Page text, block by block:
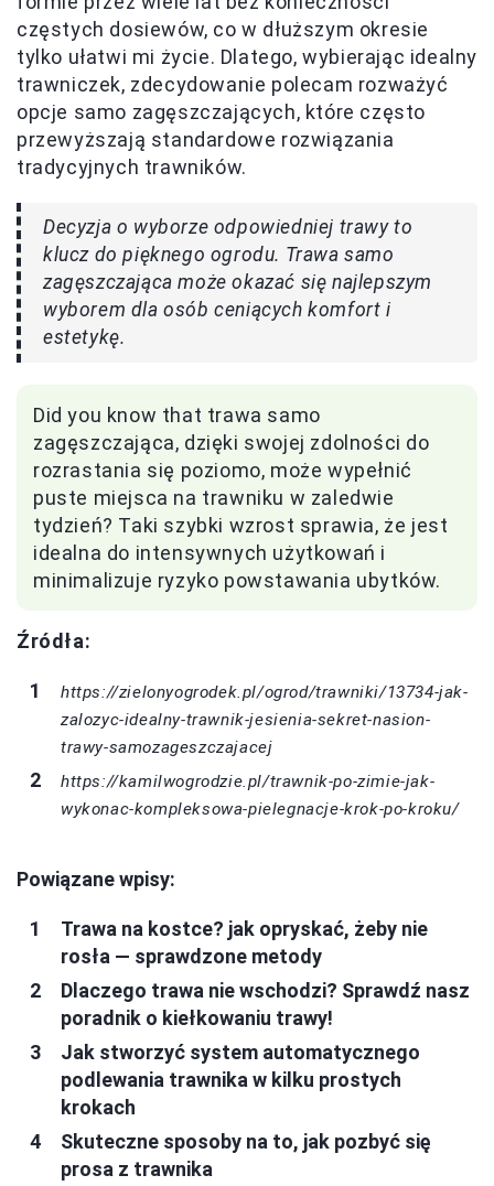
częstych dosiewów, co w dłuższym okresie
tylko ułatwi mi życie. Dlatego, wybierając idealny
trawniczek, zdecydowanie polecam rozważyć
opcje samo zagęszczających, które często
przewyższają standardowe rozwiązania
tradycyjnych trawników.
Decyzja o wyborze odpowiedniej trawy to
klucz do pięknego ogrodu. Trawa samo
zagęszczająca może okazać się najlepszym
wyborem dla osób ceniących komfort i
estetykę.
Did you know that trawa samo
zagęszczająca, dzięki swojej zdolności do
rozrastania się poziomo, może wypełnić
puste miejsca na trawniku w zaledwie
tydzień? Taki szybki wzrost sprawia, że jest
idealna do intensywnych użytkowań i
minimalizuje ryzyko powstawania ubytków.
Źródła:
https://zielonyogrodek.pl/ogrod/trawniki/13734-jak-
zalozyc-idealny-trawnik-jesienia-sekret-nasion-
trawy-samozageszczajacej
https://kamilwogrodzie.pl/trawnik-po-zimie-jak-
wykonac-kompleksowa-pielegnacje-krok-po-kroku/
Powiązane wpisy:
Trawa na kostce? jak opryskać, żeby nie
rosła — sprawdzone metody
Dlaczego trawa nie wschodzi? Sprawdź nasz
poradnik o kiełkowaniu trawy!
Jak stworzyć system automatycznego
podlewania trawnika w kilku prostych
krokach
Skuteczne sposoby na to, jak pozbyć się
prosa z trawnika